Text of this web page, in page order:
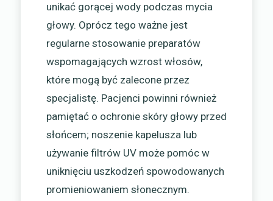
unikać gorącej wody podczas mycia
głowy. Oprócz tego ważne jest
regularne stosowanie preparatów
wspomagających wzrost włosów,
które mogą być zalecone przez
specjalistę. Pacjenci powinni również
pamiętać o ochronie skóry głowy przed
słońcem; noszenie kapelusza lub
używanie filtrów UV może pomóc w
uniknięciu uszkodzeń spowodowanych
promieniowaniem słonecznym.